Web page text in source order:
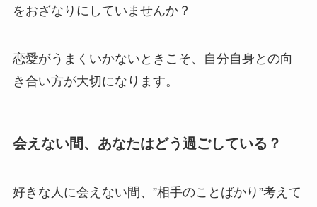
をおざなりにしていませんか？
恋愛がうまくいかないときこそ、自分自身との向
き合い方が大切になります。
会えない間、あなたはどう過ごしている？
好きな人に会えない間、”相手のことばかり”考えて